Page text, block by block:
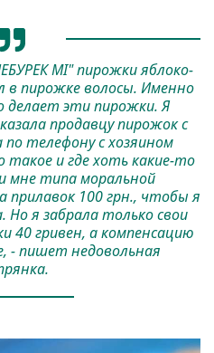
МІ" пирожки яблоко-
в пирожке волосы. Именно
делает эти пирожки. Я
продавцу пирожок с
по телефону с хозяином
и где хоть какие-то
мне типа моральной
прилавок 100 грн., чтобы я
Но я забрала только свои
40 гривен, а компенсацию
- пишет недовольная